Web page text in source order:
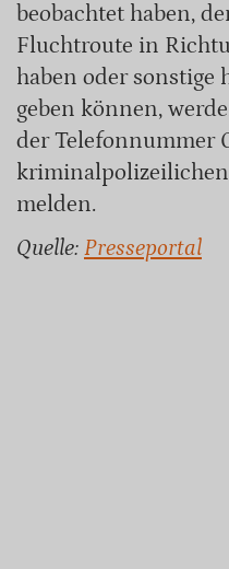
beobachtet haben,
Fluchtroute in
haben oder sonstige
geben können,
der Telefonnummer
melden.
Quelle: Presseportal